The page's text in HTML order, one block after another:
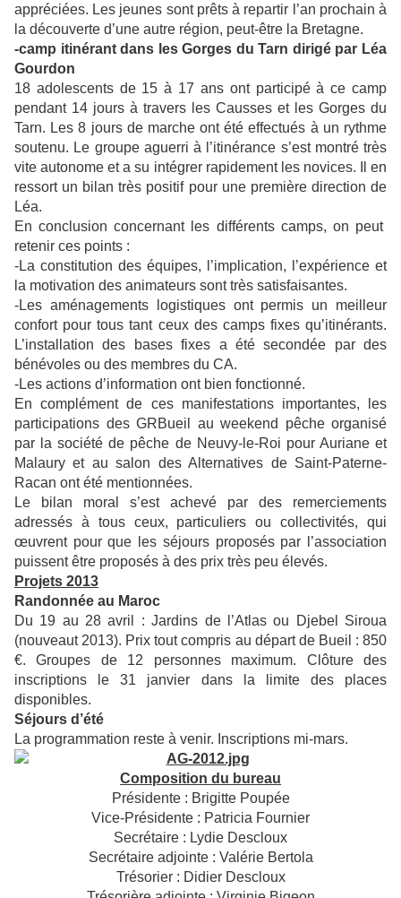
appréciées. Les jeunes sont prêts à repartir l’an prochain à
la découverte d’une autre région, peut-être la Bretagne.
-camp itinérant dans les Gorges du Tarn dirigé par Léa
Gourdon
18 adolescents de 15 à 17 ans ont participé à ce camp
pendant 14 jours à travers les Causses et les Gorges du
Tarn. Les 8 jours de marche ont été effectués à un rythme
soutenu. Le groupe aguerri à l’itinérance s’est montré très
vite autonome et a su intégrer rapidement les novices. Il en
ressort un bilan très positif pour une première direction de
Léa.
En conclusion concernant les différents camps, on peut
retenir ces points :
-La constitution des équipes, l’implication, l’expérience et
la motivation des animateurs sont très satisfaisantes.
-Les aménagements logistiques ont permis un meilleur
confort pour tous tant ceux des camps fixes qu’itinérants.
L’installation des bases fixes a été secondée par des
bénévoles ou des membres du CA.
-Les actions d’information ont bien fonctionné.
En complément de ces manifestations importantes, les
participations des GRBueil au weekend pêche organisé
par la société de pêche de Neuvy-le-Roi pour Auriane et
Malaury et au salon des Alternatives de Saint-Paterne-
Racan ont été mentionnées.
Le bilan moral s’est achevé par des remerciements
adressés à tous ceux, particuliers ou collectivités, qui
œuvrent pour que les séjours proposés par l’association
puissent être proposés à des prix très peu élevés.
Projets 2013
Randonnée au Maroc
Du 19 au 28 avril : Jardins de l’Atlas ou Djebel Siroua
(nouveaut 2013). Prix tout compris au départ de Bueil : 850
€. Groupes de 12 personnes maximum. Clôture des
inscriptions le 31 janvier dans la limite des places
disponibles.
Séjours d’été
La programmation reste à venir. Inscriptions mi-mars.
Composition du bureau
Présidente : Brigitte Poupée
Vice-Présidente : Patricia Fournier
Secrétaire : Lydie Descloux
Secrétaire adjointe : Valérie Bertola
Trésorier : Didier Descloux